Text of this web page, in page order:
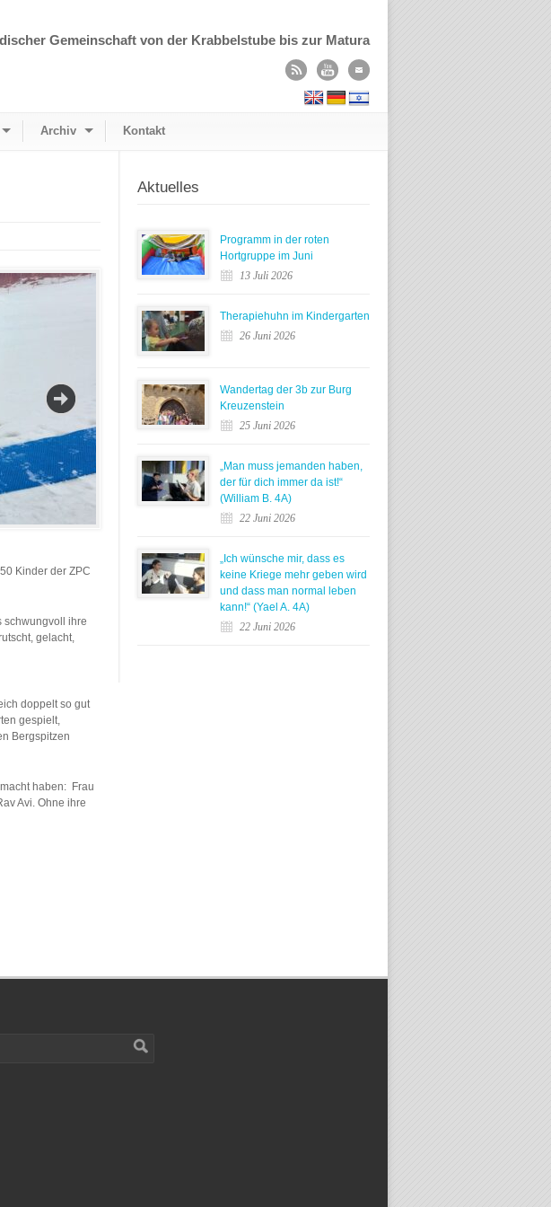
Gemeinschaft von der Krabbelstube bis zur Matura
Archiv Kontakt
Kinder der ZPC
schwungvoll ihre
gelacht,
doppelt so gut
gespielt,
Bergspitzen
haben: Frau
Avi. Ohne ihre
Aktuelles
Programm in der roten
Hortgruppe im Juni
13 Juli 2026
Therapiehuhn im Kindergarten
26 Juni 2026
Wandertag der 3b zur Burg
Kreuzenstein
25 Juni 2026
„Man muss jemanden haben,
der für dich immer da ist!“
(William B. 4A)
22 Juni 2026
„Ich wünsche mir, dass es
keine Kriege mehr geben wird
und dass man normal leben
kann!“ (Yael A. 4A)
22 Juni 2026